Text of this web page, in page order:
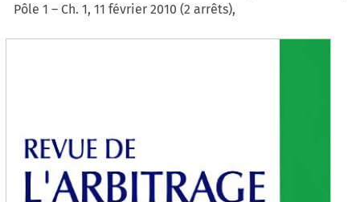
Pôle 1 – Ch. 1, 11 février 2010 (2 arrêts),